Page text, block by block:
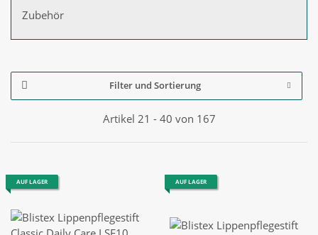
Zubehör
Filter und Sortierung
Artikel 21 - 40 von 167
AUF LAGER AUF LAGER